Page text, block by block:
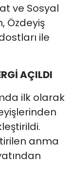
ve Sosyal
Özdeyiş
ile
AÇILDI
ilk olarak
anma